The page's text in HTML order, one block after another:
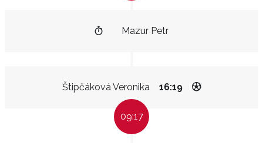
Mazur Petr
Štipčáková Veronika 16:19
09:17